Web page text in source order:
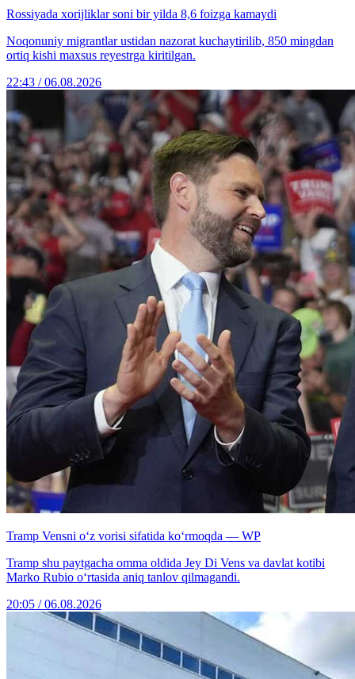
Rossiyada xorijliklar soni bir yilda 8,6 foizga kamaydi
Noqonuniy migrantlar ustidan nazorat kuchaytirilib, 850 mingdan
ortiq kishi maxsus reyestrga kiritilgan.
22:43 / 06.08.2026
Tramp Vensni o‘z vorisi sifatida ko‘rmoqda — WP
Tramp shu paytgacha omma oldida Jey Di Vens va davlat kotibi
Marko Rubio o‘rtasida aniq tanlov qilmagandi.
20:05 / 06.08.2026